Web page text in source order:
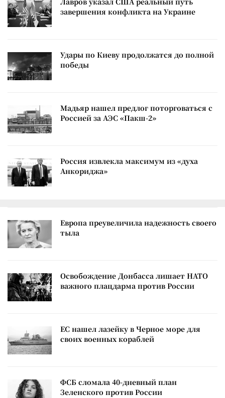
завершения конфликта на Украине
Удары по Киеву продолжатся до полной
победы
Мадьяр нашел предлог поторговаться с
Россией за АЭС «Пакш-2»
Россия извлекла максимум из «духа
Анкориджа»
Европа преувеличила надежность своего
тыла
Освобождение Донбасса лишает НАТО
важного плацдарма против России
ЕС нашел лазейку в Черное море для
своих военных кораблей
ФСБ сломала 40-дневный план
Зеленского против России